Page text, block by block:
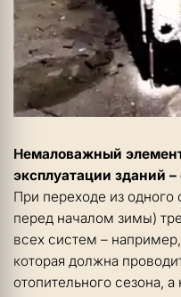
Немаловажный
эксплуатации зданий
При переходе из одного
перед началом зимы)
всех систем –
которая должна
отопительного сезона,